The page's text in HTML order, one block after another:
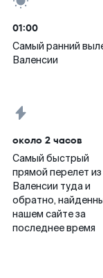
01:00
Самый ранний
Валенсии
около 2 часов
Самый быстрый
прямой перелет из
Валенсии туда и
обратно,
нашем сайте за
последнее время